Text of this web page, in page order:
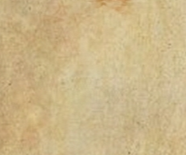
Post
navigation